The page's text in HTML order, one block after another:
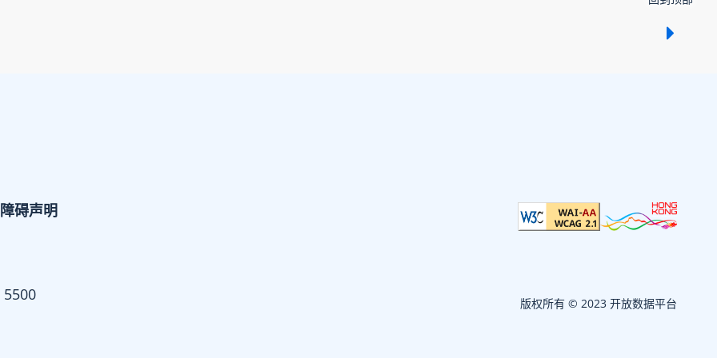
碍声明
版权所有 © 2023 开放数据平台